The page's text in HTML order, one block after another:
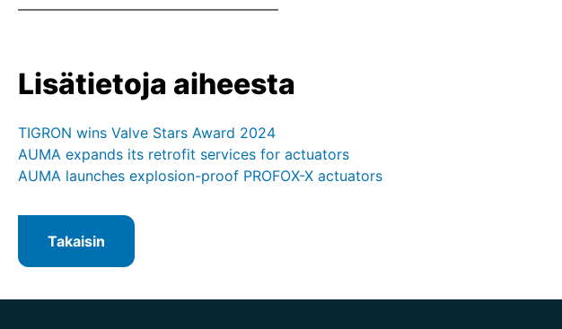
Lisätietoja aiheesta
TIGRON wins Valve Stars Award 2024
AUMA expands its retrofit services for actuators
AUMA launches explosion-proof PROFOX-X actuators
Takaisin